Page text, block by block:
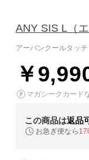
ANY SIS L （
アーバンクールタッチ
￥
マガシークカード
この商品は返品
お急ぎ便なら 17